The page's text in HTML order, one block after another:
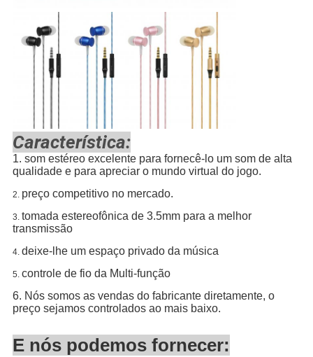
Característica:
1. som estéreo excelente para fornecê-lo um som de alta
qualidade e para apreciar o mundo virtual do jogo.
2. preço competitivo no mercado.
3. tomada estereofônica de 3.5mm para a melhor
transmissão
4. deixe-lhe um espaço privado da música
5. controle de fio da Multi-função
6. Nós somos as vendas do fabricante diretamente, o
preço sejamos controlados ao mais baixo.
E nós podemos fornecer: